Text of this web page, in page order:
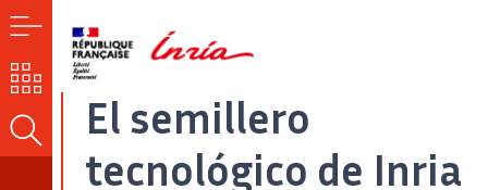
MENÚ
NUESTROS
RETOS
BUSCAR
El semillero
tecnológico de Inria